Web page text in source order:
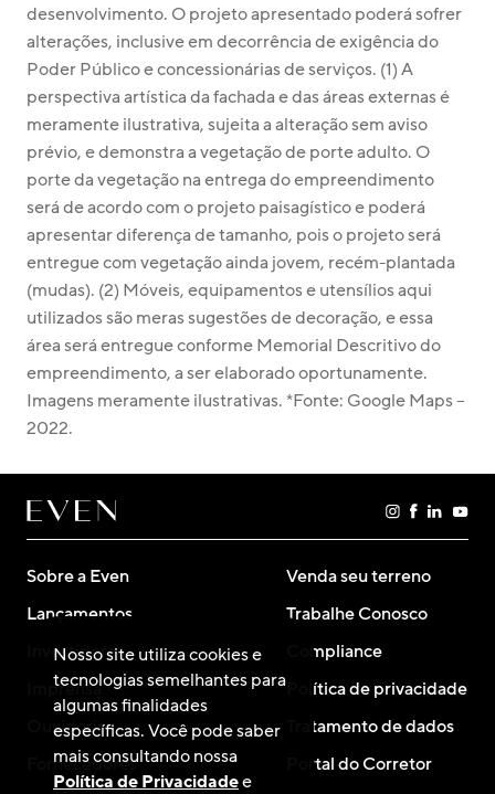
desenvolvimento. O projeto apresentado poderá sofrer
alterações, inclusive em decorrência de exigência do
Poder Público e concessionárias de serviços. (1) A
perspectiva artística da fachada e das áreas externas é
meramente ilustrativa, sujeita a alteração sem aviso
prévio, e demonstra a vegetação de porte adulto. O
porte da vegetação na entrega do empreendimento
será de acordo com o projeto paisagístico e poderá
apresentar diferença de tamanho, pois o projeto será
entregue com vegetação ainda jovem, recém-plantada
(mudas). (2) Móveis, equipamentos e utensílios aqui
utilizados são meras sugestões de decoração, e essa
área será entregue conforme Memorial Descritivo do
empreendimento, a ser elaborado oportunamente.
Imagens meramente ilustrativas. *Fonte: Google Maps –
2022.
Sobre a Even
Lançamentos
Investidores
Imprensa
Ouvidoria
Fornecedores
Venda seu terreno
Trabalhe Conosco
Compliance
Política de privacidade
Tratamento de dados
Portal do Corretor
Nosso site utiliza cookies e
tecnologias semelhantes para
algumas finalidades
específicas. Você pode saber
mais consultando nossa
Política de Privacidadee